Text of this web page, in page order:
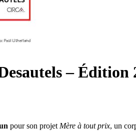
– Édition
pour son projetMère à tout prix, un